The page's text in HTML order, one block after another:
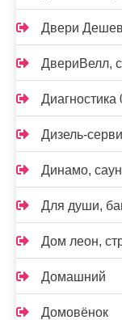
Двери
ДвериВелл,
Диагностика
Дизель-
Динамо,
Для души,
Дом леон,
Домашний
Домовёнок